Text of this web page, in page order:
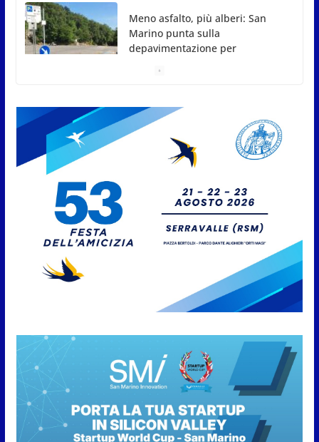
idrogeologico
6 Agosto 2026
6 Agosto 2026
News da Rimini e Circondario.
Red Devil chiuso | Traguardi |
7 Agosto 2026
Protezione Civile San Marino.
Incendi boschivi: attivazione
della fase preliminare di
preallarme, dal 3 al 9 agosto
6 Agosto 2026